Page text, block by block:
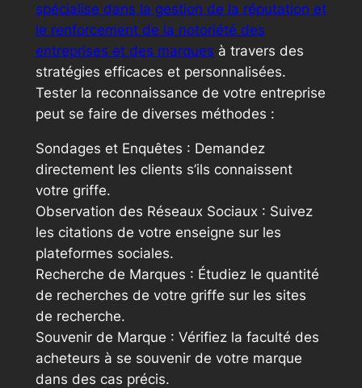
spécialise dans la gestion de la réputation et
le renforcement de la notoriété des
entreprises et des marques à travers des
stratégies efficaces et personnalisées.
Tester la reconnaissance de votre entreprise
peut se faire de diverses méthodes :
Sondages et Enquêtes : Demandez
directement les clients s’ils connaissent
votre griffe.
Observation des Réseaux Sociaux : Suivez
les citations de votre enseigne sur les
plateformes sociales.
Recherche de Marques : Étudiez le quantité
de recherches de votre griffe sur les sites
de recherche.
Souvenir de Marque : Vérifiez la faculté des
acheteurs à se souvenir de votre marque
dans des cas précis.